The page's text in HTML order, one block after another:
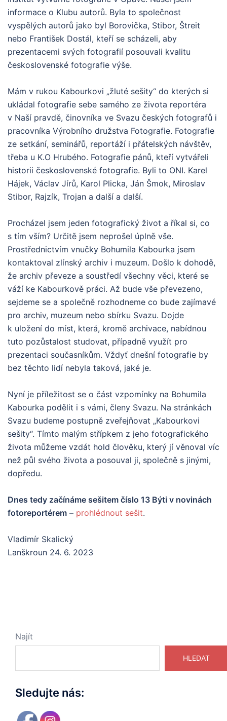
informace o Klubu autorů. Byla to společnost
vyspělých autorů jako byl Borovička, Stibor, Štreit
nebo František Dostál, kteří se scházeli, aby
prezentacemi svých fotografií posouvali kvalitu
československé fotografie výše.
Mám v rukou Kabourkovi „žluté sešity“ do kterých si
ukládal fotografie sebe samého ze života reportéra
v Naší pravdě, činovníka ve Svazu českých fotografů i
pracovníka Výrobního družstva Fotografie. Fotografie
ze setkání, seminářů, reportáží i přátelských návštěv,
třeba u K.O Hrubého. Fotografie pánů, kteří vytvářeli
historii československé fotografie. Byli to ONI. Karel
Hájek, Václav Jírů, Karol Plicka, Ján Šmok, Miroslav
Stibor, Rajzík, Trojan a další a další.
Procházel jsem jeden fotografický život a říkal si, co
s tím vším? Určitě jsem neprošel úplně vše.
Prostřednictvím vnučky Bohumila Kabourka jsem
kontaktoval zlínský archiv i muzeum. Došlo k dohodě,
že archiv převeze a soustředí všechny věci, které se
váží ke Kabourkově práci. Až bude vše převezeno,
sejdeme se a společně rozhodneme co bude zajímavé
pro archiv, muzeum nebo sbírku Svazu. Dojde
k uložení do míst, která, kromě archivace, nabídnou
tuto pozůstalost studovat, případně využít pro
prezentaci současníkům. Vždyť dnešní fotografie by
bez těchto lidí nebyla taková, jaké je.
Nyní je příležitost se o část vzpomínky na Bohumila
Kabourka podělit i s vámi, členy Svazu. Na stránkách
Svazu budeme postupně zveřejňovat „Kabourkovi
sešity“. Tímto malým střípkem z jeho fotografického
života můžeme vzdát hold člověku, který jí věnoval víc
než půl svého života a posouval ji, společně s jinými,
dopředu.
Dnes tedy začínáme sešitem číslo 13 Býti v novinách
fotoreportérem – prohlédnout sešit.
Vladimír Skalický
Lanškroun 24. 6. 2023
Najít
HLEDAT
Sledujte nás: